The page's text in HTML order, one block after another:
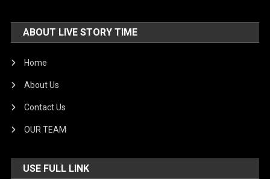
ABOUT LIVE STORY TIME
Home
About Us
Contact Us
OUR TEAM
USE FULL LINK